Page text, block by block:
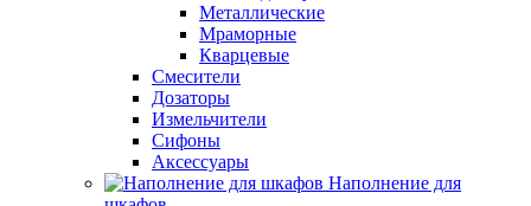
Металлические
Мраморные
Кварцевые
Смесители
Дозаторы
Измельчители
Сифоны
Аксессуары
Наполнение для